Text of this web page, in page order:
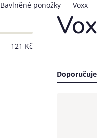
Bavlněné ponožky Voxx
121 Kč